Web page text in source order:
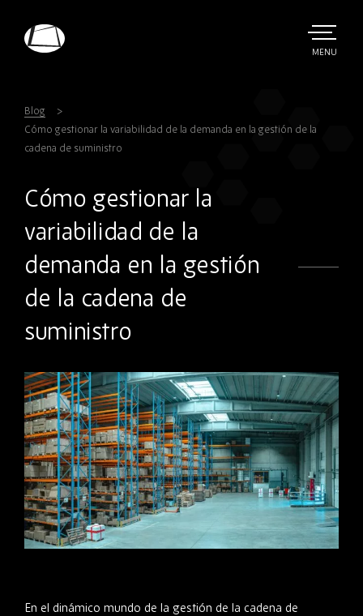
TOGGLE
MENU
Blog
Cómo gestionar la variabilidad de la demanda en la gestión de la
cadena de suministro
Cómo gestionar la
variabilidad de la
demanda en la gestión
de la cadena de
suministro
En el dinámico mundo de la gestión de la cadena de